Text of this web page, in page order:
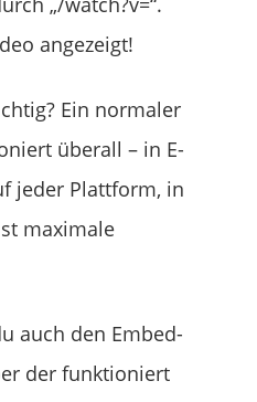
angezeigt!
Ein normaler
überall – in E-
jeder Plattform, in
maximale
auch den Embed-
der funktioniert